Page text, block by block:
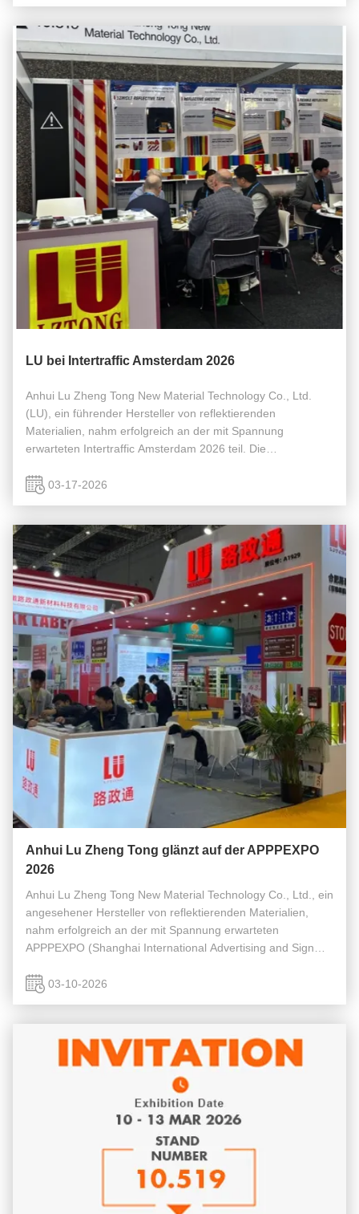
LU bei Intertraffic Amsterdam 2026
Anhui Lu Zheng Tong New Material Technology Co., Ltd.
(LU), ein führender Hersteller von reflektierenden
Materialien, nahm erfolgreich an der mit Spannung
erwarteten Intertraffic Amsterdam 2026 teil. Die
Amsterdam, Niederlande, stattfand, bot eine ...
03-17-2026
Anhui Lu Zheng Tong glänzt auf der APPPEXPO
2026
Anhui Lu Zheng Tong New Material Technology Co., Ltd., ein
angesehener Hersteller von reflektierenden Materialien,
nahm erfolgreich an der mit Spannung erwarteten
APPPEXPO (Shanghai International Advertising and Sign
im National Exhibition ...
03-10-2026